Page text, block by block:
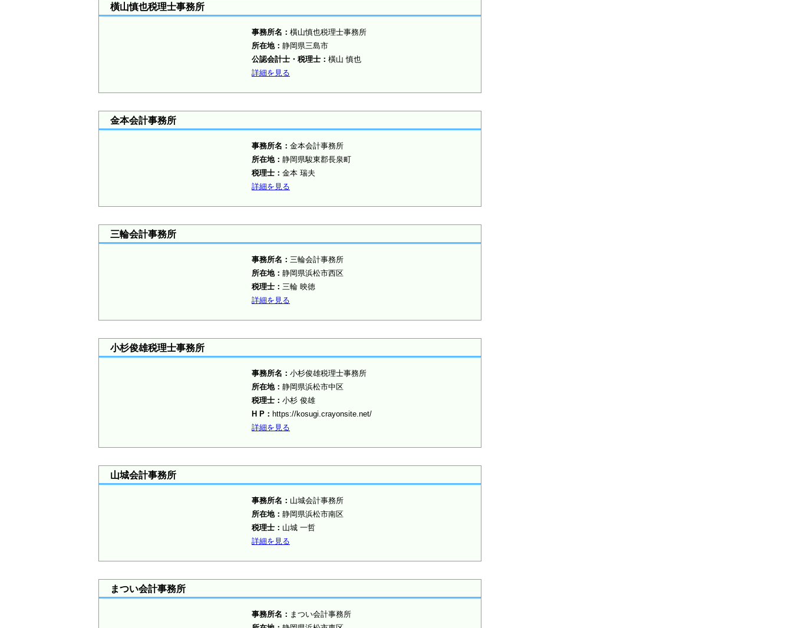
橫山慎也税理士事務所
事務所名： 橫山慎也税理士事務所
所在地： 静岡県三島市
公認会計士・税理士： 橫山 慎也
詳細を見る
金本会計事務所
事務所名： 金本会計事務所
所在地： 静岡県駿東郡長泉町
税理士： 金本 瑞夫
詳細を見る
三輪会計事務所
事務所名： 三輪会計事務所
所在地： 静岡県浜松市西区
税理士： 三輪 映徳
詳細を見る
小杉俊雄税理士事務所
事務所名： 小杉俊雄税理士事務所
所在地： 静岡県浜松市中区
税理士： 小杉 俊雄
H P： https://kosugi.crayonsite.net/
詳細を見る
山城会計事務所
事務所名： 山城会計事務所
所在地： 静岡県浜松市南区
税理士： 山城 一哲
詳細を見る
まつい会計事務所
事務所名： まつい会計事務所